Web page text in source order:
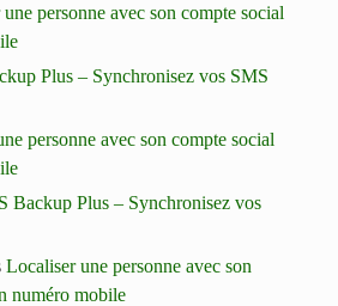
personne avec son compte social
Plus – Synchronisez vos SMS
personne avec son compte social
Backup Plus – Synchronisez vos
Localiser une personne avec son
numéro mobile